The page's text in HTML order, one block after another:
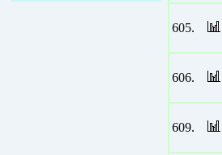
605.
606.
609.